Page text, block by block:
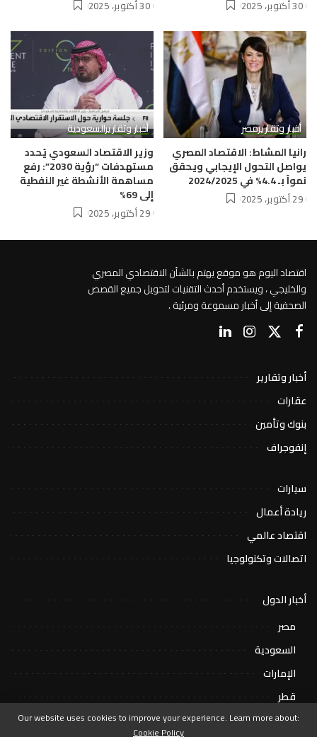
30 أكتوبر، 2025 30 أكتوبر، 2025
أخبار وتقاريرمصر
رانيا المشاط: الاقتصاد المصري
يواصل التحول الإيجابي ويحقق
نمواً بـ 4.4% في 2024/2025
29 أكتوبر، 2025
أخبار وتقاريرالسعودية
وزير الاقتصاد السعودي يُحدد
مستهدفات “رؤية 2030”: رفع
مساهمة الأنشطة غير النفطية
إلى 69%
29 أكتوبر، 2025
اقتصاد اليوم هو موقع يهتم بالشأن الاقتصادي المصري
والخليجي ، ويستخدم أحدث التقنيات لتحويل جميع القصص
الصحفية إلى أخبار مسموعة ومرئية .
أخبار وتقارير
عقارات
بنوك وتأمين
إنفوجراف
سيارات
ريادة أعمال
اقتصاد عالمي
اتصالات وتكنولوجيا
أخبار الدول
مصر
السعودية
الإمارات
قطر
Our website uses cookies to improve your experience. Learn more about:
Cookie Policy